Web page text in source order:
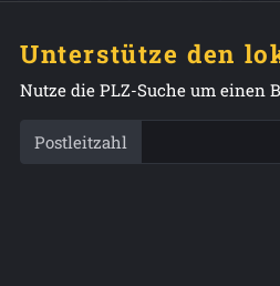
Unterstütze den
Nutze die PLZ-Suche um einen
Postleitzahl